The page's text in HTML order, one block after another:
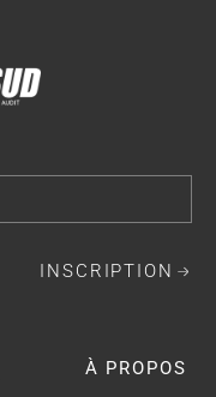
INSCRIPTION
À PROPOS